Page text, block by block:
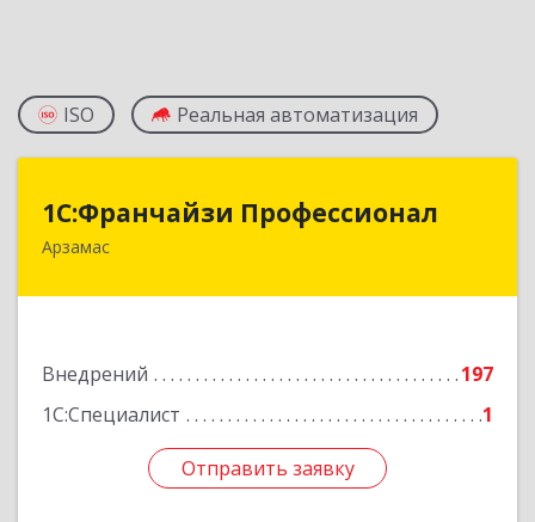
ISO Реальная автоматизация
1С:Франчайзи Профессионал
Арзамас
Внедрений
197
1С:Специалист
1
Отправить заявку
1С:Франчайзи Профессионал
607227, Нижегородская обл, Арзамас г, Кирова
Отправить заявку